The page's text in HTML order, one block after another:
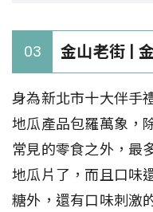
03 金山老街 |
身為新北市十大伴手
地瓜產品包羅萬象，
常見的零食之外，最
地瓜片了，而且口味
糖外，還有口味刺激